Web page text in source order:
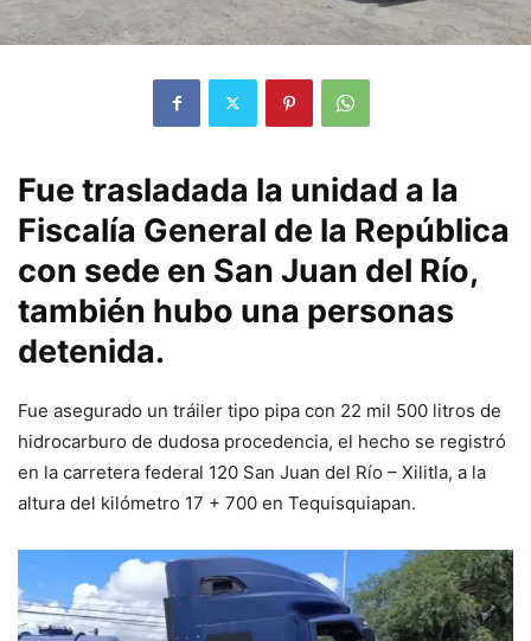
Fue trasladada la unidad a la
Fiscalía General de la República
con sede en San Juan del Río,
también hubo una personas
detenida.
Fue asegurado un tráiler tipo pipa con 22 mil 500 litros de
hidrocarburo de dudosa procedencia, el hecho se registró
en la carretera federal 120 San Juan del Río – Xilitla, a la
altura del kilómetro 17 + 700 en Tequisquiapan.